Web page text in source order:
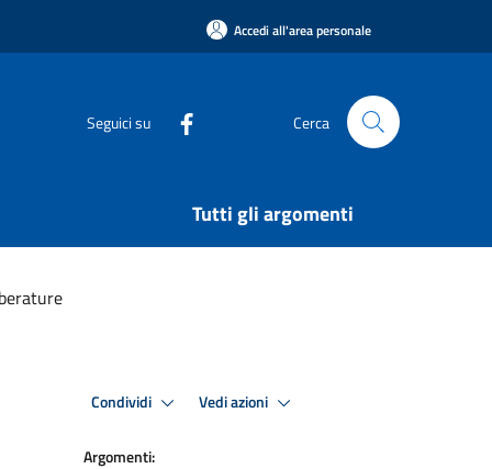
Accedi all'area personale
Seguici su Cerca
Tutti gli argomenti
Condividi Vedi azioni
Argomenti: